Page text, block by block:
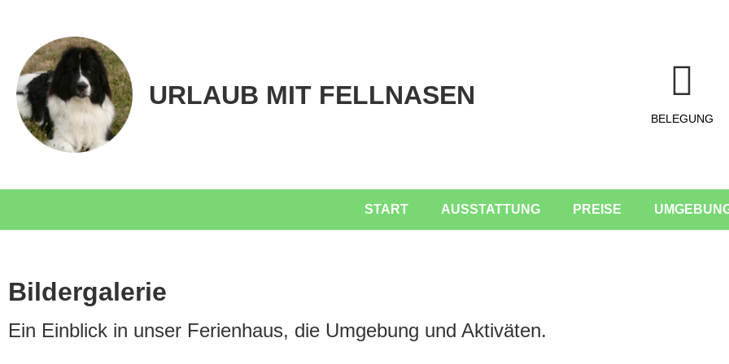
URLAUB MIT FELLNASEN
BELEGUNG
START AUSSTATTUNG PREISE
Bildergalerie
Ein Einblick in unser Ferienhaus, die Umgebung und Aktiväten.